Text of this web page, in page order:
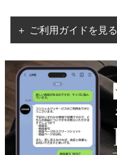
＋ ご利用ガイドを見る